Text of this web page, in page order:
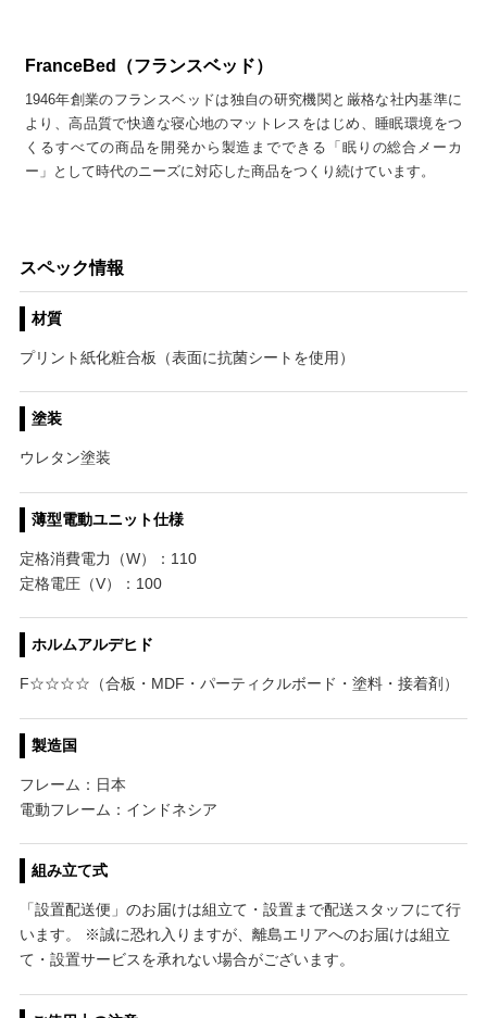
FranceBed（フランスベッド）
1946年創業のフランスベッドは独自の研究機関と厳格な社内基準に
より、高品質で快適な寝心地のマットレスをはじめ、睡眠環境をつ
くるすべての商品を開発から製造までできる「眠りの総合メーカ
ー」として時代のニーズに対応した商品をつくり続けています。
スペック情報
材質
プリント紙化粧合板（表面に抗菌シートを使用）
塗装
ウレタン塗装
薄型電動ユニット仕様
定格消費電力（W）：110
定格電圧（V）：100
ホルムアルデヒド
F☆☆☆☆（合板・MDF・パーティクルボード・塗料・接着剤）
製造国
フレーム：日本
電動フレーム：インドネシア
組み立て式
「設置配送便」のお届けは組立て・設置まで配送スタッフにて行
います。 ※誠に恐れ入りますが、離島エリアへのお届けは組立
て・設置サービスを承れない場合がございます。